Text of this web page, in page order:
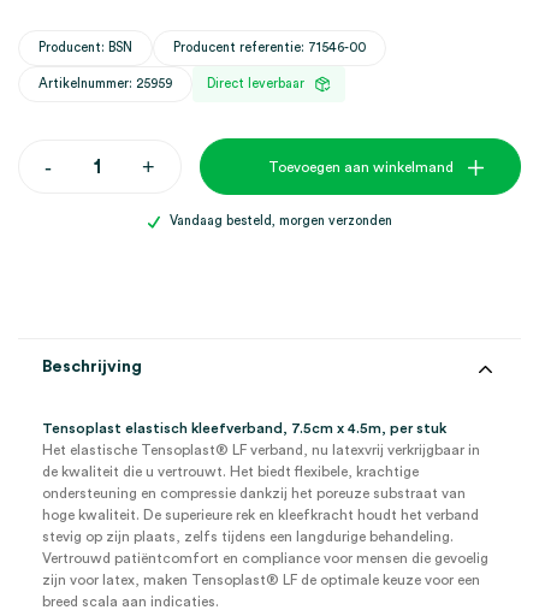
Producent: BSN Producent referentie: 71546-00
Artikelnummer: 25959 Direct leverbaar
-Tensoplast
+ Toevoegen aan winkelmand
Vandaag besteld, morgen verzonden
Beschrijving
Tensoplast elastisch kleefverband, 7.5cm x 4.5m, per stuk
Het elastische Tensoplast® LF verband, nu latexvrij verkrijgbaar in
de kwaliteit die u vertrouwt. Het biedt flexibele, krachtige
ondersteuning en compressie dankzij het poreuze substraat van
hoge kwaliteit. De superieure rek en kleefkracht houdt het verband
stevig op zijn plaats, zelfs tijdens een langdurige behandeling.
Vertrouwd patiëntcomfort en compliance voor mensen die gevoelig
zijn voor latex, maken Tensoplast® LF de optimale keuze voor een
breed scala aan indicaties.